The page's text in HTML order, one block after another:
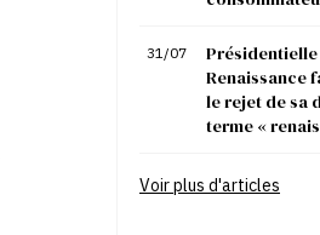
31/07
Présidentielle
Renaissance
le rejet de sa
terme «
Voir plus d'articles